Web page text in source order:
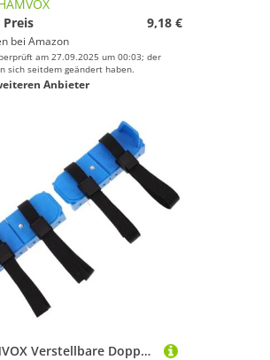
Preis
9,18 €
bei Amazon
am 27.09.2025 um 00:03; der
sich seitdem geändert haben.
Anbieter
WHAMVOX Verstellbare Doppelkufen Eislaufschuhe für Kleinkinder mit Riemen Sicherheitsschutz Komfortables Obermaterial Outdoor Schlittschuhe und Skischuhe für Verstellbar für Wachsende